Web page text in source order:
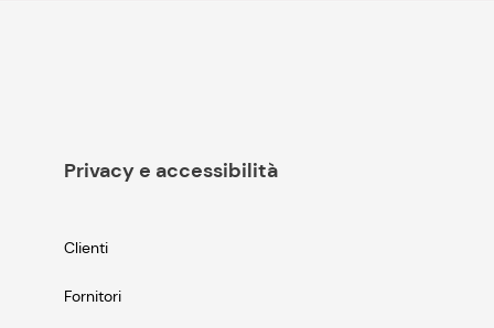
Privacy e accessibilità
Clienti
Fornitori